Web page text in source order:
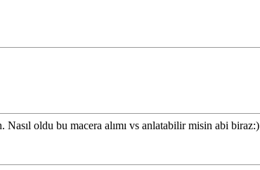
Nasıl oldu bu macera alımı vs anlatabilir misin abi biraz:)